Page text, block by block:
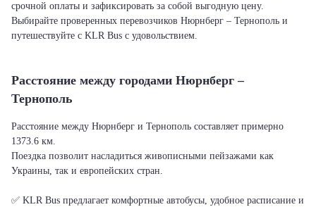
срочной оплаты и зафиксировать за собой выгодную цену.
Выбирайте проверенных перевозчиков Нюрнберг – Тернополь и
путешествуйте с KLR Bus с удовольствием.
Расстояние между городами Нюрнберг –
Тернополь
Расстояние между Нюрнберг и Тернополь составляет примерно
1373.6 км.
Поездка позволит насладиться живописными пейзажами как
Украины, так и европейских стран.
✅ KLR Bus предлагает комфортные автобусы, удобное расписание и